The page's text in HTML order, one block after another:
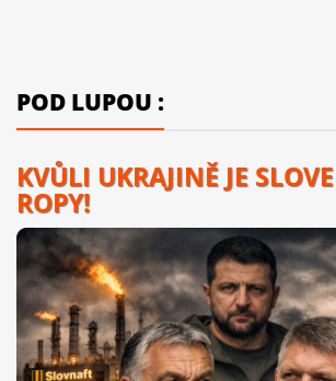
POD LUPOU :
KVŮLI UKRAJINĚ JE
ROPY!